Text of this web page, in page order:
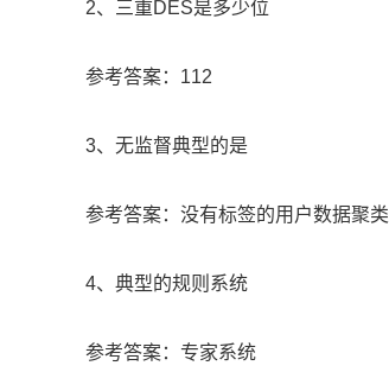
2、三重DES是多少位
参考答案：112
3、无监督典型的是
参考答案：没有标签的用户数据聚类
4、典型的规则系统
参考答案：专家系统